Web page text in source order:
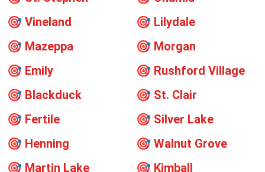
🎯 Vineland 🎯 Lilydale
🎯 Mazeppa 🎯 Morgan
🎯 Emily 🎯 Rushford Village
🎯 Blackduck 🎯 St. Clair
🎯 Fertile 🎯 Silver Lake
🎯 Henning 🎯 Walnut Grove
🎯 Martin Lake 🎯 Kimball